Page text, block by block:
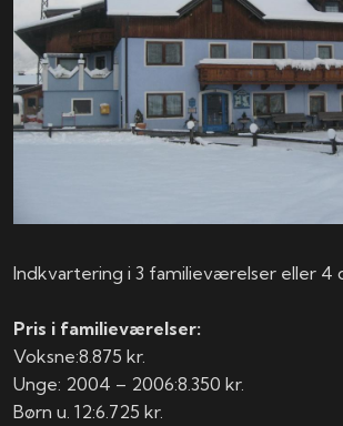
Indkvartering i 3 familieværelser eller 4
Pris i familieværelser:
Voksne:​​​​8.875 kr.
Unge: 2004 – 2006:​​8.350 kr.
Børn u. 12:​​​​6.725 kr.